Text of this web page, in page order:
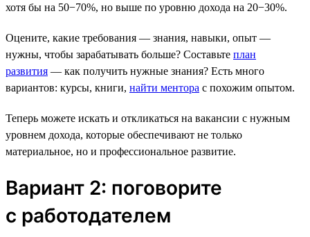
хотя бы на 50−70%, но выше по уровню дохода на 20−30%.
Оцените, какие требования — знания, навыки, опыт —
нужны, чтобы зарабатывать больше? Составьте план
развития — как получить нужные знания? Есть много
вариантов: курсы, книги, найти ментора с похожим опытом.
Теперь можете искать и откликаться на вакансии с нужным
уровнем дохода, которые обеспечивают не только
материальное, но и профессиональное развитие.
Вариант 2: поговорите
с работодателем